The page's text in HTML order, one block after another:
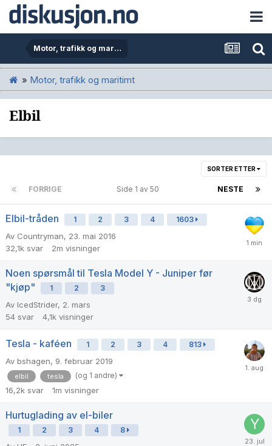
Motor, trafikk og maritimt
» Motor, trafikk og maritimt
Elbil
SORTER ETTER
FORRIGE NESTE
Side 1 av 50
Elbil-tråden 1 2 3 4 1603
Av Countryman, 23. mai 2016
32,1k svar 2m visninger
Noen spørsmål til Tesla Model Y - Juniper før
"kjøp"
1 2 3
Av IcedStrider, 2. mars
54 svar 4,1k visninger
Tesla - kaféen 1 2 3 4 813
Av bshagen, 9. februar 2019
elbil tesla (og 1 andre)
16,2k svar 1m visninger
Hurtuglading av el-biler
1 2 3 4 8